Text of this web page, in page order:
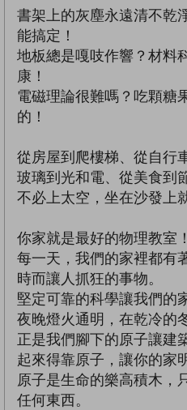
書架上的灰塵永遠清不乾
能搞定！
地板總是嘎吱作響？材料
康！
電磁理論很難嗎？吃顆糖
的！
從房屋到爬樓梯、從自行
玻璃到光和電、從美食
不必上太空，坐在沙發上
你家就是最好的物理教室！
每一天，我們的家裡都有
時而讓人抓狂的事物。
堅定可靠的科學讓我們的
夜晚燈火通明，在乾冷的
正是我們腳下的原子讓建
起來得靠原子，讓你的家
原子是生命的樂高積木，
任何東西。